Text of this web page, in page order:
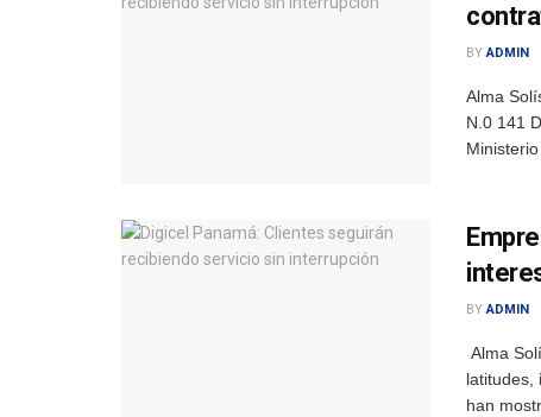
BY ADMIN
Alma
N.0 141
BY ADMIN
Alma
latitudes,
han